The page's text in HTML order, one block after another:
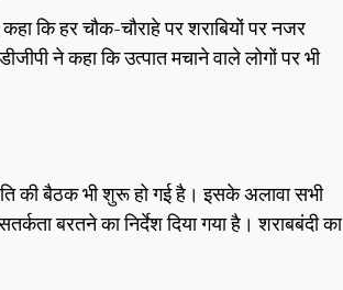
कि हर चौक-चौराहे पर शराबियों पर नजर
ने कहा कि उत्पात मचाने वाले लोगों पर भी
की बैठक भी शुरू हो गई है। इसके अलावा सभी
बरतने का निर्देश दिया गया है। शराबबंदी का